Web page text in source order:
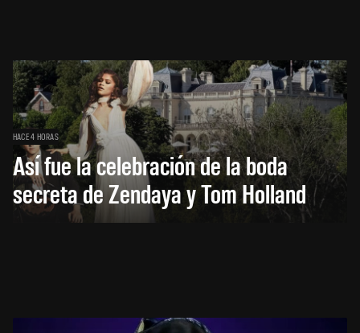
HACE 4 HORAS
Así fue la celebración de la boda
secreta de Zendaya y Tom Holland